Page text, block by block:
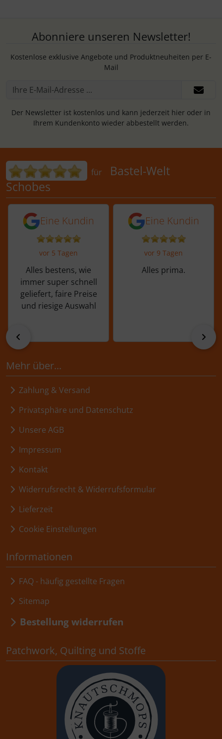
Abonniere unseren Newsletter!
Kostenlose exklusive Angebote und Produktneuheiten per E-
Mail
Der Newsletter ist kostenlos und kann jederzeit hier oder in
Ihrem Kundenkonto wieder abbestellt werden.
Bewertungen für Bastel-Welt
für
Bastel-Welt
Schobes
5 von 5 Sternen von einer Kundin vor
Eine Kundin
vor 5 Tagen
Alles bestens, wie
immer super schnell
geliefert, faire Preise
und riesige Auswahl
5 von 5 Sternen
Eine Kundin
vor 9 Tagen
Alles prima.
vor
Mehr über...
Zahlung & Versand
Privatsphäre und Datenschutz
Unsere AGB
Impressum
Kontakt
Widerrufsrecht & Widerrufsformular
Lieferzeit
Cookie Einstellungen
Informationen
FAQ - häufig gestellte Fragen
Sitemap
Bestellung widerrufen
Patchwork, Quilting und Stoffe